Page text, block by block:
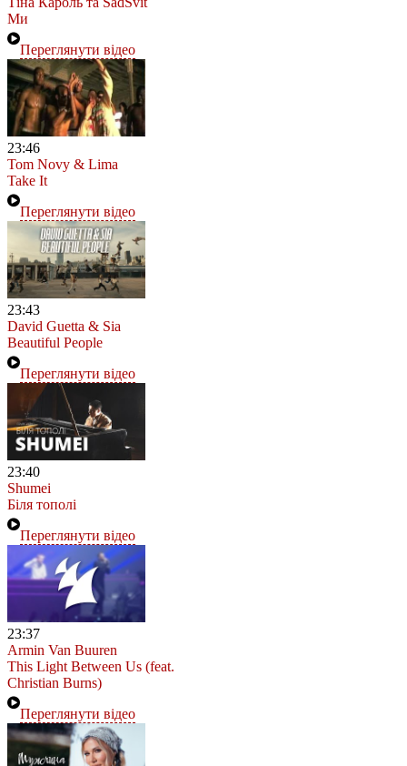
Ми
Переглянути відео
23:46
Tom Novy & Lima
Take It
Переглянути відео
23:43
David Guetta & Sia
Beautiful People
Переглянути відео
23:40
Shumei
Біля тополі
Переглянути відео
23:37
Armin Van Buuren
This Light Between Us (feat.
Christian Burns)
Переглянути відео